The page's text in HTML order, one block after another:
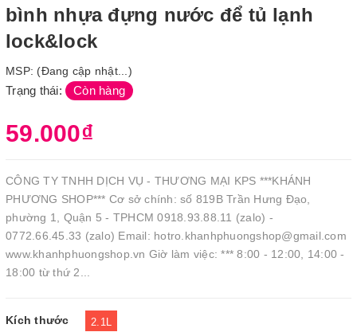
bình nhựa đựng nước để tủ lạnh
lock&lock
MSP: (Đang cập nhật...)
Trạng thái: Còn hàng
59.000₫
CÔNG TY TNHH DỊCH VỤ - THƯƠNG MẠI KPS ***KHÁNH
PHƯƠNG SHOP*** Cơ sở chính: số 819B Trần Hưng Đạo,
phường 1, Quận 5 - TPHCM 0918.93.88.11 (zalo) -
0772.66.45.33 (zalo) Email: hotro.khanhphuongshop@gmail.com
www.khanhphuongshop.vn Giờ làm việc: *** 8:00 - 12:00, 14:00 -
18:00 từ thứ 2...
Kích thước 2.1L